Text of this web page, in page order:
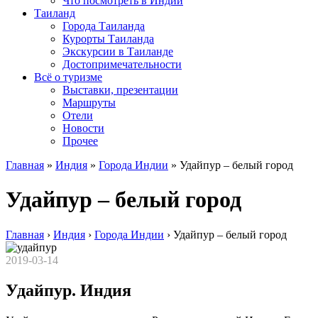
Таиланд
Города Таиланда
Курорты Таиланда
Экскурсии в Таиланде
Достопримечательности
Всё о туризме
Выставки, презентации
Маршруты
Отели
Новости
Прочее
Главная » Индия » Города Индии » Удайпур – белый город
Удайпур – белый город
Главная › Индия › Города Индии › Удайпур – белый город
2019-03-14
Удайпур. Индия